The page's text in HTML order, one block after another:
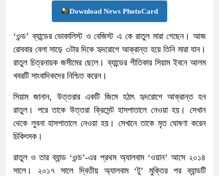
Download News PhotoCard
‘ওন্ড’ ব্যান্ডের ভোকালিস্ট ও বেজিস্ট এ কে রাতুল মারা গেছেন। আজ
রোববার বেলা সাড়ে ৩টার দিকে হৃদরোগে আক্রান্ত হয়ে তিনি মারা যান।
রাতুল চিত্রনায়ক জসীমের ছেলে। ব্যান্ডের গীতিকার সিয়াম ইবনে আলম
খবরটি সাংবাদিকদের নিশ্চিত করেন।
সিয়াম জানান, উত্তরার একটি জিমে হঠাৎ হৃদরোগে আক্রান্ত হন
রাতুল। পরে তাকে উত্তরা ক্রিসেন্ট হাসপাতালে নেওয়া হয়। সেখান
থেকে লুবনা হাসপাতালে নেওয়া হয়। সেখানে তাকে মৃত ঘোষণা করেন
চিকিৎসক।
রাতুল ও তার ব্যান্ড ‘ওন্ড’-এর প্রথম অ্যালবাম ‘ওয়ান’ আসে ২০১৪
সালে। ২০১৭ সালে দ্বিতীয় অ্যালবাম ‘টু’ মুক্তির পর ব্যান্ডটি